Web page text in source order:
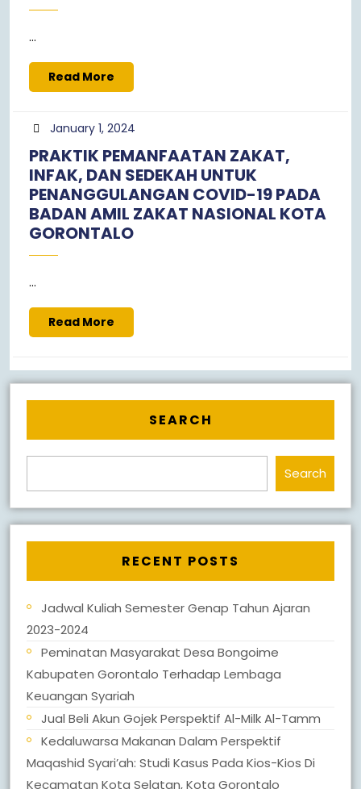
...
Read More
More
January 1, 2024January
2024
PRAKTIK PEMANFAATAN ZAKAT,
INFAK, DAN SEDEKAH UNTUK
PENANGGULANGAN COVID-19 PADA
BADAN AMIL ZAKAT NASIONAL KOTA
GORONTALO
...
Read More
More
SEARCH
Search
RECENT POSTS
Jadwal Kuliah Semester Genap Tahun Ajaran
2023-2024
Peminatan Masyarakat Desa Bongoime
Kabupaten Gorontalo Terhadap Lembaga
Keuangan Syariah
Jual Beli Akun Gojek Perspektif Al-Milk Al-Tamm
Kedaluwarsa Makanan Dalam Perspektif
Maqashid Syari’ah: Studi Kasus Pada Kios-Kios Di
Kecamatan Kota Selatan, Kota Gorontalo